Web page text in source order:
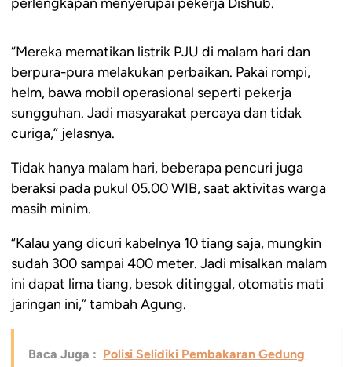
“Mereka mematikan listrik PJU di malam hari dan
berpura-pura melakukan perbaikan. Pakai rompi,
helm, bawa mobil operasional seperti pekerja
sungguhan. Jadi masyarakat percaya dan tidak
curiga,” jelasnya.
Tidak hanya malam hari, beberapa pencuri juga
beraksi pada pukul 05.00 WIB, saat aktivitas warga
masih minim.
“Kalau yang dicuri kabelnya 10 tiang saja, mungkin
sudah 300 sampai 400 meter. Jadi misalkan malam
ini dapat lima tiang, besok ditinggal, otomatis mati
jaringan ini,” tambah Agung.
Baca Juga : Polisi Selidiki Pembakaran Gedung